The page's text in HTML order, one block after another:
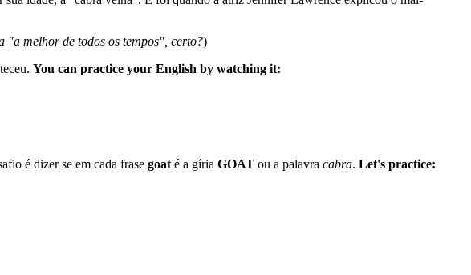
"a melhor de todos os tempos", certo?)
You can practice your English by watching it:
é dizer se em cada frase goat é a gíria GOAT ou a palavra cabra. Let's practice: